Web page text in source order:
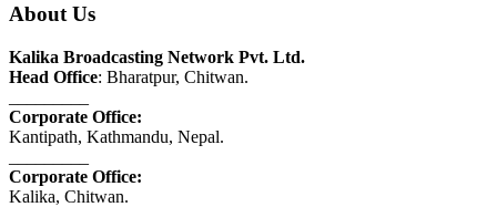
About Us
Kalika Broadcasting Network Pvt. Ltd.
Head Office: Bharatpur, Chitwan.
Corporate Office:
Kantipath, Kathmandu, Nepal.
Corporate Office:
Kalika, Chitwan.